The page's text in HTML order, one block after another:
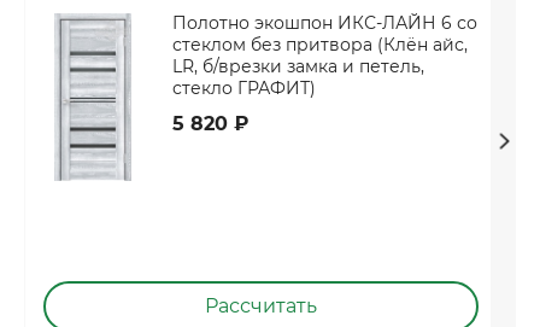
Полотно экошпон ИКС-ЛАЙН 6 со
стеклом без притвора (Клён айс,
LR, б/врезки замка и петель,
стекло ГРАФИТ)
5 820 ₽
Рассчитать